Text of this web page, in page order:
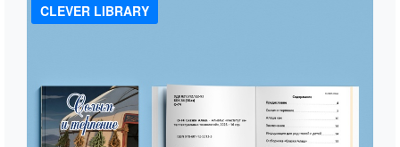
CLEVER LIBRARY